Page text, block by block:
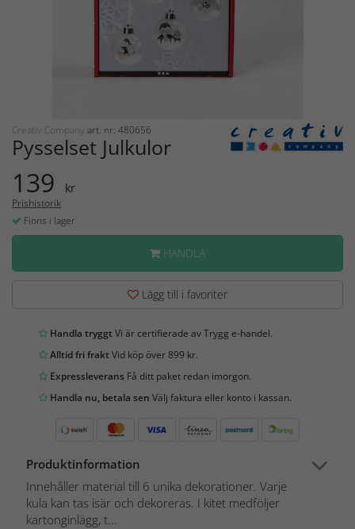
Creativ Company art. nr: 480656
Pysselset Julkulor
139 kr
Prishistorik
Finns i lager
HANDLA
Lägg till i favoriter
Handla tryggtVi är certifierade av Trygg e-handel.
Alltid fri fraktVid köp över 899 kr.
Expressleverans Få ditt paket redan imorgon.
Handla nu, betala sen Välj faktura eller konto i kassan.
Produktinformation
Innehåller material till 6 unika dekorationer. Varje
kula kan tas isär och dekoreras. I kitet medföljer
kartonginlägg, t...